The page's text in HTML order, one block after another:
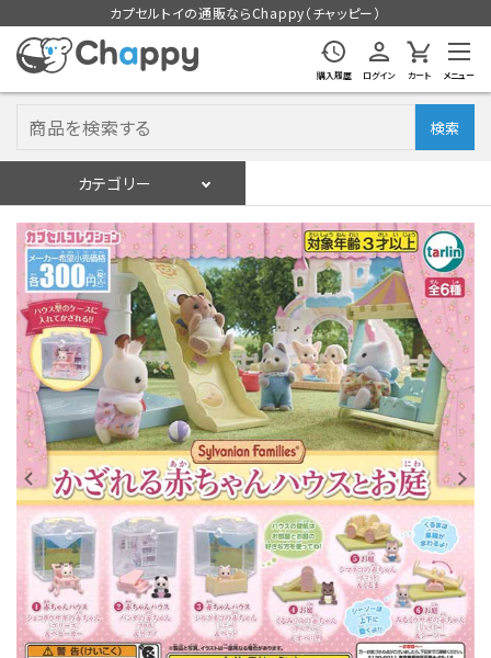
カプセルトイの通販ならChappy（チャッピー）
購入履歴 ログイン カート メニュー
検索
カテゴリー
ログイン 会員登録
入荷スケジュールをチェック
カプセルトイマシン本体
カプセルトイ
販促用空カプセル
レンタル
景品・玩具・文具
販促用カプセルトイ